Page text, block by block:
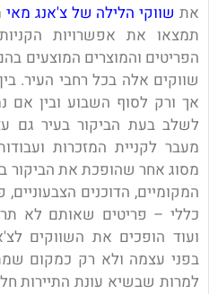
את שווקי הלילה של צ'אנג מאי
תמצאו את אפשרויות
הפריטים והמוצרים המוצעים
שווקים אלה בכל רחבי העיר.
אך ורק לסוף השבוע ובין אם
לשלב בעת הביקור בעיר גם
מעבר לקניית המזכרות
מסוג אחר שהופכת את הביקור
המקומיים, הדוכנים
כללי – פריטים שאותם לא
ועוד הופכים את השווקים
בפני עצמה ולא רק כמקום
למרות שבשיא עונת התיירות